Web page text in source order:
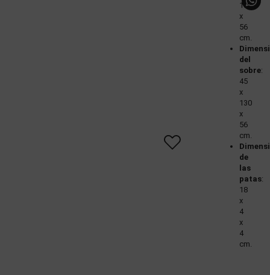
130
x
56
cm.
del
sobre:
45
x
130
x
56
cm.
de
las
patas:
18
x
4
x
4
cm.